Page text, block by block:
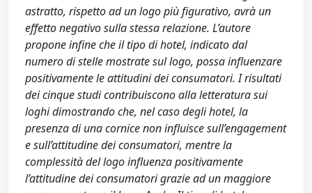
astratto, rispetto ad un logo più figurativo, avrà un
effetto negativo sulla stessa relazione. L’autore
propone infine che il tipo di hotel, indicato dal
numero di stelle mostrate sul logo, possa influenzare
positivamente le attitudini dei consumatori. I risultati
dei cinque studi contribuiscono alla letteratura sui
loghi dimostrando che, nel caso degli hotel, la
presenza di una cornice non influisce sull’engagement
e sull’attitudine dei consumatori, mentre la
complessità del logo influenza positivamente
l’attitudine dei consumatori grazie ad un maggiore